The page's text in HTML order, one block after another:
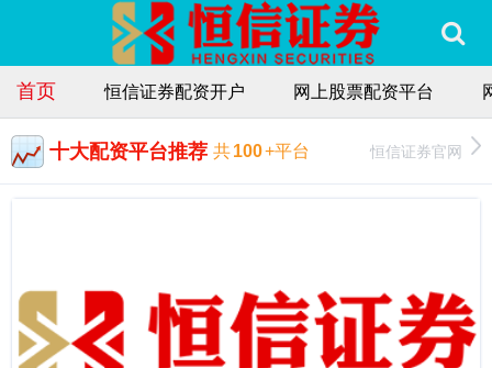
首页 恒信证券配资开户 网上股票配资平台
十大配资平台推荐 共100+平台 恒信证券官网